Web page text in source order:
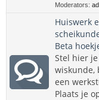
Moderators:
Huiswerk
Beta
Stel hier
wiskunde,
een
Plaats je